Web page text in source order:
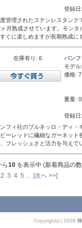
登録
管理されたステンレスタンク
ヶ月熟成させています。モン
ぐに楽しめますが長期熟成に
在庫有り: 6
バン
モデル:
価格:
重量:
登録
フィ社のブルネッロ・ディ
ーレッドに繊細なガーネッ
、フレッシュさと活力を与え
ら10 を表示中 (新着商品の
2 3 4 5 [次へ >>]
Copyright(c) 2008